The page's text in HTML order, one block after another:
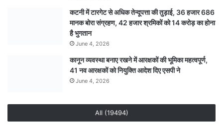
कटनी में टारगेट से अधिक तेन्दूपत्ता की तुड़ाई, 36 हजार 686
मानक बोरा संग्रहण, 42 हजार श्रमिकों को 14 करोड़ का होना
है भुगतान
June 4, 2026
कानून व्यवस्था बनाए रखने में आरक्षकों की भूमिका महत्वपूर्ण,
41 नव आरक्षकों को नियुक्ति आदेश दिए एसपी ने
June 4, 2026
All (19494)